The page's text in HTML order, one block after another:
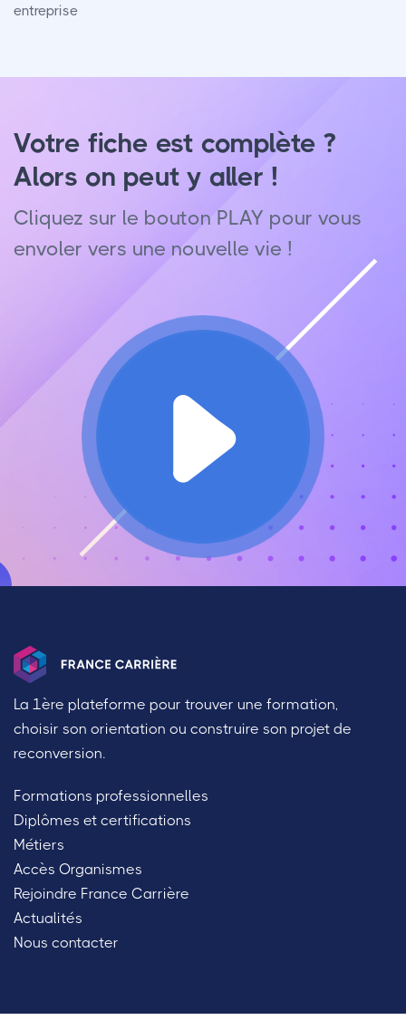
entreprise
Votre fiche est complète ?
Alors on peut y aller !
Cliquez sur le bouton PLAY pour vous
envoler vers une nouvelle vie !
La 1ère plateforme pour trouver une formation,
choisir son orientation ou construire son projet de
reconversion.
Formations professionnelles
Diplômes et certifications
Métiers
Accès Organismes
Rejoindre France Carrière
Actualités
Nous contacter